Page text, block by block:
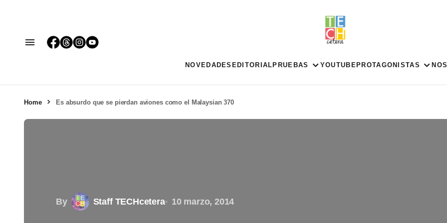
NOVEDADES EDITORIAL PRUEBAS YOUTUBE PROTAGONISTAS
Home Es absurdo que se pierdan aviones como el Malaysian 370
By Staff TECHcetera 10 marzo, 2014